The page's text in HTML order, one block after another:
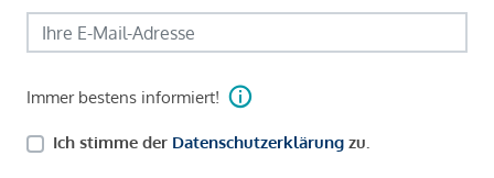
Immer bestens informiert!
Ich stimme der Datenschutzerklärung zu.